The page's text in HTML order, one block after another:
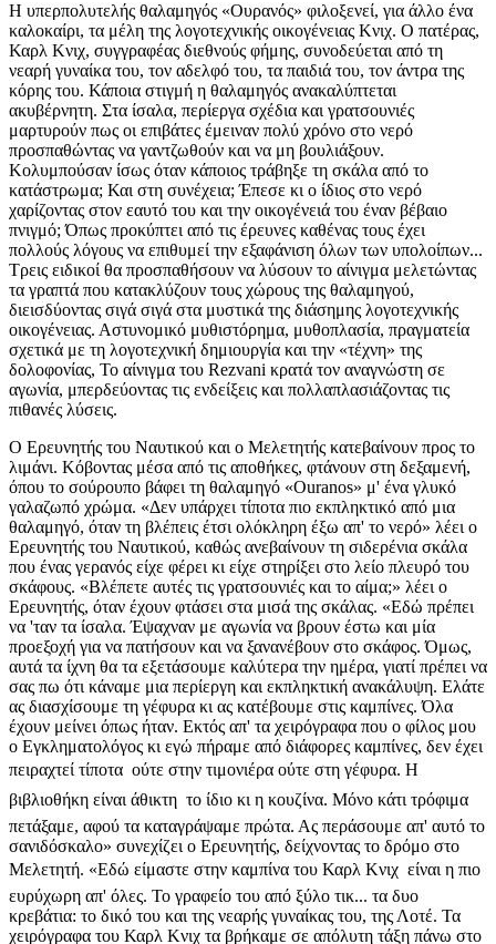
Η υπερπολυτελής θαλαμηγός «Ουρανός» φιλοξενεί, για άλλο ένα
καλοκαίρι, τα μέλη της λογοτεχνικής οικογένειας Κνιχ. Ο πατέρας,
Καρλ Κνιχ, συγγραφέας διεθνούς φήμης, συνοδεύεται από τη
νεαρή γυναίκα του, τον αδελφό του, τα παιδιά του, τον άντρα της
κόρης του. Κάποια στιγμή η θαλαμηγός ανακαλύπτεται
ακυβέρνητη. Στα ίσαλα, περίεργα σχέδια και γρατσουνιές
μαρτυρούν πως οι επιβάτες έμειναν πολύ χρόνο στο νερό
προσπαθώντας να γαντζωθούν και να μη βουλιάξουν.
Κολυμπούσαν ίσως όταν κάποιος τράβηξε τη σκάλα από το
κατάστρωμα; Και στη συνέχεια; Έπεσε κι ο ίδιος στο νερό
χαρίζοντας στον εαυτό του και την οικογένειά του έναν βέβαιο
πνιγμό; Όπως προκύπτει από τις έρευνες καθένας τους έχει
πολλούς λόγους να επιθυμεί την εξαφάνιση όλων των υπολοίπων...
Τρεις ειδικοί θα προσπαθήσουν να λύσουν το αίνιγμα μελετώντας
τα γραπτά που κατακλύζουν τους χώρους της θαλαμηγού,
διεισδύοντας σιγά σιγά στα μυστικά της διάσημης λογοτεχνικής
οικογένειας. Αστυνομικό μυθιστόρημα, μυθοπλασία, πραγματεία
σχετικά με τη λογοτεχνική δημιουργία και την «τέχνη» της
δολοφονίας, Το αίνιγμα του Rezvani κρατά τον αναγνώστη σε
αγωνία, μπερδεύοντας τις ενδείξεις και πολλαπλασιάζοντας τις
πιθανές λύσεις.
Ο Ερευνητής του Ναυτικού και ο Μελετητής κατεβαίνουν προς το λιμάνι. Κόβοντας μέσα από τις αποθήκες, φτάνουν στη δεξαμενή, όπου το σούρουπο βάφει τη θαλαμηγό «Ouranos» μ' ένα γλυκό γαλαζωπό χρώμα. «Δεν υπάρχει τίποτα πιο εκπληκτικό από μια θαλαμηγό, όταν τη βλέπεις έτσι ολόκληρη έξω απ' το νερό» λέει ο Ερευνητής του Ναυτικού, καθώς ανεβαίνουν τη σιδερένια σκάλα που ένας γερανός είχε φέρει κι είχε στηρίξει στο λείο πλευρό του σκάφους. «Βλέπετε αυτές τις γρατσουνιές και το αίμα;» λέει ο Ερευνητής, όταν έχουν φτάσει στα μισά της σκάλας. «Εδώ πρέπει να 'ταν τα ίσαλα. Έψαχναν με αγωνία να βρουν έστω και μία προεξοχή για να πατήσουν και να ξανανέβουν στο σκάφος. Όμως, αυτά τα ίχνη θα τα εξετάσουμε καλύτερα την ημέρα, γιατί πρέπει να σας πω ότι κάναμε μια περίεργη και εκπληκτική ανακάλυψη. Ελάτε ας διασχίσουμε τη γέφυρα κι ας κατέβουμε στις καμπίνες. Όλα έχουν μείνει όπως ήταν. Εκτός απ' τα χειρόγραφα που ο φίλος μου ο Εγκληματολόγος κι εγώ πήραμε από διάφορες καμπίνες, δεν έχει πειραχτεί τίποτα  ούτε στην τιμονιέρα ούτε στη γέφυρα. Η βιβλιοθήκη είναι άθικτη  το ίδιο κι η κουζίνα. Μόνο κάτι τρόφιμα πετάξαμε, αφού τα καταγράψαμε πρώτα. Ας περάσουμε απ' αυτό το σανιδόσκαλο» συνεχίζει ο Ερευνητής, δείχνοντας το δρόμο στο Μελετητή. «Εδώ είμαστε στην καμπίνα του Καρλ Κνιχ  είναι η πιο ευρύχωρη απ' όλες. Το γραφείο του από ξύλο τικ... τα δυο κρεβάτια: το δικό του και της νεαρής γυναίκας του, της Λοτέ. Τα χειρόγραφα του Καρλ Κνιχ τα βρήκαμε σε απόλυτη τάξη πάνω στο γραφείο και μέσα στα συρτάρια. Τα γραπτά της Λοτέ Κνιχ ή, μάλλον, τα τετράδια της είναι στη διάθεση σας να τα εξετάσετε όποτε θέλετε, βρέθηκαν μέσα στην ντουλάπα, πίσω απ' τα φορέματα της. Όσο για τα υπόλοιπα, σεβαστήκαμε απόλυτα την ακαταστασία που επικρατούσε. Όλα φωτογραφήθηκαν, σημειώθηκαν, καταγράφηκαν, ώστε ο φάκελος του αινίγματος του "Ouranos" να είναι όσο πληρέστερος γίνεται. Τώρα» συνεχίζει ο Ερευνητής, «λέω να περάσουμε απ' αυτή την πόρτα, μήπως και θέλετε να ρίξετε μια ματιά στην καμπίνα της Ρόζα Τσορν-Κνιχ, του Κουρτ Κνιχ και του Γκούσταβ Τσορν. Αν εξαιρέσουμε το γεγονός ότι και εδώ επικρατούσε η ίδια ακαταστασία που βρήκαμε και στην καμπίνα του γερο-Κνιχ και της νεαρής γυναίκας του, τίποτα το ιδιαίτερο  εκτός, ίσως, απ' αυτό το φύλλο χαρτί που είναι καρφιτσωμένο στον τοίχο. Υποθέτουμε ότι οι στίχοι είναι γραμμένοι από τον Κουρτ Κνιχ: Στης αστραπής τη λάμψη υψώνεται η λεπίδα το χαλκοπράσινο χτυπάει το μνήμα Αστράφτει ο μπρούντζος πριν στο χώμα βυθιστεί και πάλι υψώνεται θαμπός πισσώδης μαύρος Σκιάζει τον κόσμο πρώτο ανθρώπου αίμα  τέκνο του Κάιν πατέρα μας! »Από πίσω, κι άλλοι στίχοι, με τον ίδιο γραφικό χαρακτήρα: Τον κόσμο κυβερνά η τριπλή θεά ώσπου απ' το χάος προβάλλει σκοτεινός θεός ο Ουρανός Στης Μάνας-Γαίας τις κρυφές ρωγμές πλαγιάζει τη βροχή σε λαγαρά ποτάμια Στα διάκενα φυτά λουλούδια δέντρα και πουλιά γεννιούνται μα και τα πρώτα όντα Μισά-ψυχή μισά-σάρκα  εμείς στην άβυσσο ριγμένοι από τον ʼρνο! »Με το να τοιχοκολλήσει αυτούς τους στίχους που περιέχουν το όνομα του σκάφους του πατέρα του, λέτε ο Κουρτ Κνιχ να ήθελε να μας δώσει μια μετά θάνατον ένδειξη για τη λύση του αινίγματος;» «Αν αυτοί οι στίχοι είχαν πέσει στα χέρια μου πριν δημοσιεύσω την μελέτη μου για την οικογένεια Κνιχ, θα τους είχα συμπεριλάβει ευχαρίστως» λέει ο Μελετητής. «Μπορώ να κρατήσω αυτό το φύλλο;» «Ασφαλώς. Στο ξενοδοχείο σας σας έχουμε αφήσει κι άλλα χειρόγραφα. Ακολουθήστε με, σας παρακαλώ, σ' αυτόν το διάδρομο. Τώρα είμαστε στην πλώρη της θαλαμηγού. Αυτή εκεί είναι η γωνιά του Φραντς Κνιχ  είναι τόσο μικρή, που αναρωτιέται κανείς πώς μπορούσε κι εργαζόταν. Μια στοίβα γραπτά βρισκόταν πάνω σ' αυτή την εταζέρα, κοντά στο φινιστρίνι. Δίπλα κοιμόταν ο Γιούλιους. Τα χειρόγραφα του γέμιζαν τρεις παλιές βαλίτσες  τις βρήκαμε καταγής, ορθάνοιχτες. Κοιτάξτε!» είπε ο Ερευνητής. «Προσέξατε πώς ήταν διατεταγμένα στο χώρο τα γραπτά της οικογένειας Κνιχ; Έτσι τα βρήκαμε, ο φίλος μου ο Εγκληματολόγος κι εγώ, όταν η άκατος της ακτοφυλακής μας οδήγησε στο άδειο "Ouranos". To 'χε βρει μια τράτα να πλέει ακυβέρνητο στ' ανοιχτά, και το ρυμούλκησε ως εδώ.» «Μα...» «Ξέρω τι σας προξενεί έκπληξη: ούτε ένα άτομο προσωπικό, ε; Αυτό δεν θέλατε να με ρωτήσετε; Ε, λοιπόν, είτε με πιστεύετε είτε όχι, δεν υπήρχαν στο σκάφος ούτε ναύτες ούτε καμαριέρες ή μαγείρισσες. Κανονικά, θα 'πρεπε να υπάρχει κάποιος Πακιστανός ή, έστω, ένας απ' αυτούς τους Έλληνες  κλασικοί καμαρότοι στις θαλαμηγούς. Έλα, όμως, που αυτή η θαλαμηγός δεν ήταν μια κλασική θαλαμηγός... Του Καρλ Κνιχ του άρεσε να ταξιδεύει μόνος με την οικογένεια του  τη λογοτεχνική του οικογένεια, όπως λέει κι ο τίτλος της μελέτης σας. Ας το θεωρήσουμε σαν ιδεοληψία ενός συγγραφέα, σαν την ιδιοτροπία ενός ανθρώπου διάσημου και δεσποτικού. Ας το παραδεχτούμε: αν το σκάφος είχε πλήρωμα, ούτε θα 'χαν πνιγεί οι άνθρωποι, ούτε εμείς θα 'μαστε εδώ. Κάποιος θα 'χε ρίξει τη σκάλα, κι όλη η οικογένεια Κνιχ θα 'χε επιστρέψει στο σκάφος ήσυχα ήσυχα. Υπάρχουν κάτι τέτοια παράδοξα, που είτε τα δέχεσαι είτε όχι. Στη θάλασσα, η στεριανή λογική πάει περίπατο. Η θάλασσα είναι ένα πελώριο, άλογο ζωντανό σώμα. Ό,τι συμβαίνει στη θάλασσα, είναι παράλογο. Το Ναυτικό, στο οποίο υπηρετώ ως ορκωτός ερευνητής, είναι κατ' εξοχήν τομέας του παραλόγου. Είμαι ο πιο μανιώδης ερευνητής, ακριβώς γιατί, τις πιο πολλές φορές, έχω να εξερευνήσω το παράλογο. Να γιατί αγαπώ τόσο πολύ αυτή την τόσο εξειδικευμένη δουλειά  όπως, άλλωστε κι ο φίλος μου ο Εγκληματολόγος, που είναι και ποιητής. Οι άνθρωποι που αφοσιώνονται στη θάλασσα, είναι πολύ διαφορετικοί απ' τους άλλους. Τίποτα στη θάλασσα δεν είναι φυσιολογικό. Ένα έγκλημα στη θάλασσα δεν είναι φυσιολογικό έγκλημα. Αντίθετα, ένα ατύχημα στη θάλασσα είναι απολύτως φυσιολογικό. Ακόμα και τα πιο αφύσικα ατυχήματα είναι φυσιολογικά στη θάλασσα. Κάθε μέρα, σ' όλες τις θάλασσες του κόσμου, συμβαίνουν ένα σωρό ανεξήγητα περιστατικά. Αυτές οι τεράστιες μάζες νερού που μετακινούνται αενάως, όχι μόνο διαστρέφουν την προοπτική, αλλά και, προκαλώντας μιαν αστάθεια στο βλέμμα, αποσταθεροποιούν και το πνεύμα. "Η θάλασσα παίζει  το 'χουν γράψει πολλοί ποιητές αυτό" μου λέει πάντα ο φίλος και συνεργάτης μου ο Εγκληματολόγος. Γράφει εδώ και χρόνια, αλλά ποτέ κανείς δεν κατάφερε να δει πόσο μάλλον να διαβάσει τα ποιήματα του, για τα οποία δεν μιλά παρά στους ανθρώπους που θεωρεί δικούς του  κι ωστόσο, ο τόπος βουίζει ότι έχει γράψει αναρίθμητα. Τρελαίνεται να μιλά για τα ζητήματα. "Τα ζητήματα" λέει, "τα μεγάλα ζητήματα είναι ο κινητήριος μοχλός ενός δημιουργικού πνεύματος  όχι τα επιμέρους θέματα· τίποτα δεν είναι χειρότερο από μια ιδέα" λέει πάντα. "Αυτό που μετρά για ένα δημιουργό, είναι η απαράμιλλη εξάσκηση στην οποία τον εξαναγκάζει όχι μόνο ένα ζήτημα, αλλά πολλά, που ενσκήπτουν όλα μαζί και συνωθούνται λυσσαλέα. Τότε το πνεύμα τρελαίνεται και βυθίζεται ηδονικά σ' έναν κυκεώνα αντιφάσεων." Αυτά λέει ο φίλος μου ο Ποιητής Εγκληματολόγος. Σε λίγο, θα 'χετε την ευκαιρία να τον γνωρίσετε. Θα μας συναντήσει στον Ναυτικό Όμιλο, μόλις απαλλαγεί από ορισμένες υποχρεώσεις που βαραίνουν τραγικά τη ζωή του. Η τελευταία φορά που δουλέψαμε μαζί, ήταν στο ναυάγιο εκείνου του φέριμποτ που άνοιξε ο καταπέλτης του και πνίγηκαν περισσότερα από 900 άτομα. Όμως, ελάτε: ας περάσουμε απ' την τιμονιέρα του σκάφους, που χρησίμευε και για σαλόνι-βιβλιοθήκη. Όπως βλέπετε, ο κυβερνήτης του "Ouranos" μπορούσε να κρατά το τιμόνι και να συνεχίζει να μιλά με τους καλεσμένους του, καθισμένους αναπαυτικά κάτω απ' τα ράφια της βιβλιοθήκης που καλύπτουν τους τοίχους αυτής της ευρύχωρης καμπίνας!» «Παρατηρώ» λέει ο Μελετητής, βλέποντας τους τίτλους των βιβλίων που ήταν αραδιασμένα ως το ταβάνι, «ότι εδώ είναι συγκεντρωμένοι όλοι οι μεγάλοι κλασικοί, που αντιπροσωπεύουν ό,τι πιο τέλειο, πιο καινοτόμο, πιο απροσδόκητο γέννησε η ανθρώπινη σκέψη όλες τις εποχές. To "Ouranos" ήταν μια υπέροχη πλωτή βιβλιοθήκη...» «...που απ' τη μια στιγμή στην άλλη έχασε όχι μόνο τους αναγνώστες της, αλλά και τους ζωντανούς συγγραφείς της.» «Ιδού το αίνιγμα! Τίποτα πιο συνηθισμένο από μια θαλαμηγό που ταξιδεύει με τους ιδιοκτήτες της, τη βιβλιοθήκη της, τα χειρόγραφα της... Οι βυθοί των ωκεανών είναι στρωμένοι, όπως λένε, μ' αυτούς τους θησαυρούς που περιέχουν, συγκεντρωμένο σ' έναν περιορισμένο χώρο, το συμβολικό φορτίο που αντιπροσωπεύει την ανθρωπότητα. Τον αφανισμό τον δεχόμαστε· δεχόμαστε την ιδέα του, τη σκέψη του, τον πόνο του και, ίσως, ενδόμυχα, την ανακούφιση, γιατί γλιτώνουμε απ' τη βεβαιότητα του να ξέρουμε ότι δεν μπορούμε να ξέρουμε τίποτα. Αυτό όμως που προβληματίζει κι αποκαρδιώνει, είναι το να παρευρίσκεσαι στη διαιώνιση ενός κόσμου χαμένου.» «Εννοείτε... βιβλία χωρίς αναγνώστες;» «Ακριβώς. Κι αυτό μου θυμίζει ένα πολύ παράξενο αφήγημα που είχε δημοσιεύσει κάποτε ο Φραντς Κνιχ. Περιέγραφε έναν κόσμο τόσο αυτοματοποιημένο, ώστε, όταν οι άνθρωποι εξαφανίζονται ξαφνικά από προσώπου Γης (ας πούμε, από μια θανατηφόρα επιδημία), τα πάντα συνεχίζουν να λειτουργούν, κι ας μην έχει μείνει ούτε ίχνος ανθρώπινης παρουσίας. Το πετρέλαιο εξορύσσεται μόνο του. Οι πυρηνικοί σταθμοί λειτουργούν αφ' εαυτών και εις μάτην. Η ενέργεια αυτοδιανέμεται κι εξασφαλίζει τη συνεχή λειτουργία των εργοστασίων παραγωγής μηχανών, οι οποίες θα εξακολουθήσουν να αυτοπαράγονται, να αυτοανανεώνονται και να αυτοδιανέμονται εις τον αιώνα τον άπαντα. Το αφήγημα σ' αφήνει να φανταστείς την έκπληξη κάποιων ταξιδιωτών που θα 'ρθουν από ένα οποιοδήποτε σημείο του διαστήματος και θ' ανακαλύψουν αυτόν τον νεκρό κόσμο, τον κατοικημένο αποκλειστικά από μηχανές αυτοαναλισκόμενες και προφανώς αυτοσκεπτόμενες, που θα αναπαράγουν εις μάτην και χωρίς το ελάχιστο ίχνος γνώσης τις φαντασματικές κινήσεις μιας προ πολλού εξαφανισμένης ανθρωπότητας.» «Κάπως» λέει ο Ερευνητής του Ναυτικού, «σαν τη δική μας έκπληξη μπροστά στο μεγαλείο ενός όστρακου, αδειασμένου εδώ και χιλιετίες από το μυστηριώδες ζώο που, εξίσου μυστηριωδώς, το είχε παραγάγει.» «Ναι» λέει ο Μελετητής, «μόνο που ένα απολιθωμένο όστρακο είναι ένα αντικείμενο, ένα πετρωμένο ίχνος. Το τρομαχτικό που έχει η ιδέα του Φραντς Κνιχ (και που σου είν